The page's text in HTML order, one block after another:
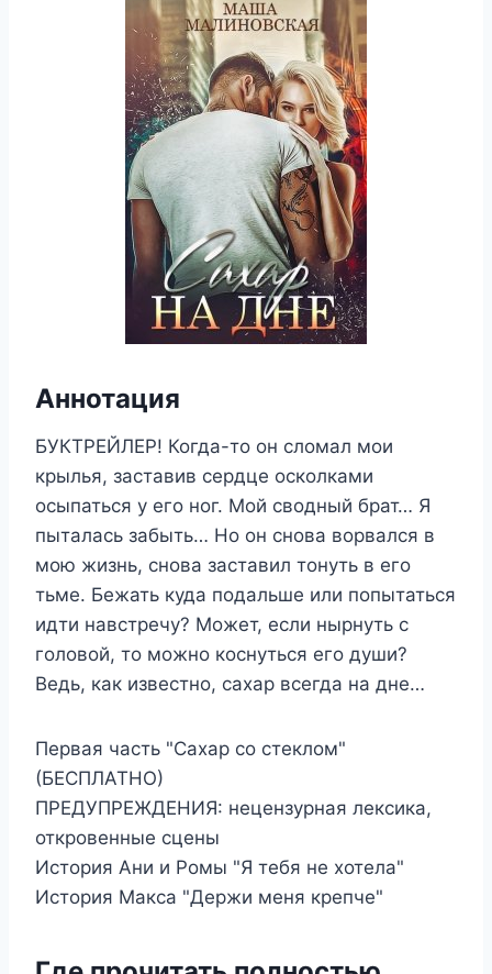
Аннотация
БУКТРЕЙЛЕР! Когда-то он сломал мои
крылья, заставив сердце осколками
осыпаться у его ног. Мой сводный брат… Я
пыталась забыть… Но он снова ворвался в
мою жизнь, снова заставил тонуть в его
тьме. Бежать куда подальше или попытаться
идти навстречу? Может, если нырнуть с
головой, то можно коснуться его души?
Ведь, как известно, сахар всегда на дне…
Первая часть "Сахар со стеклом"
(БЕСПЛАТНО)
ПРЕДУПРЕЖДЕНИЯ: нецензурная лексика,
откровенные сцены
История Ани и Ромы "Я тебя не хотела"
История Макса "Держи меня крепче"